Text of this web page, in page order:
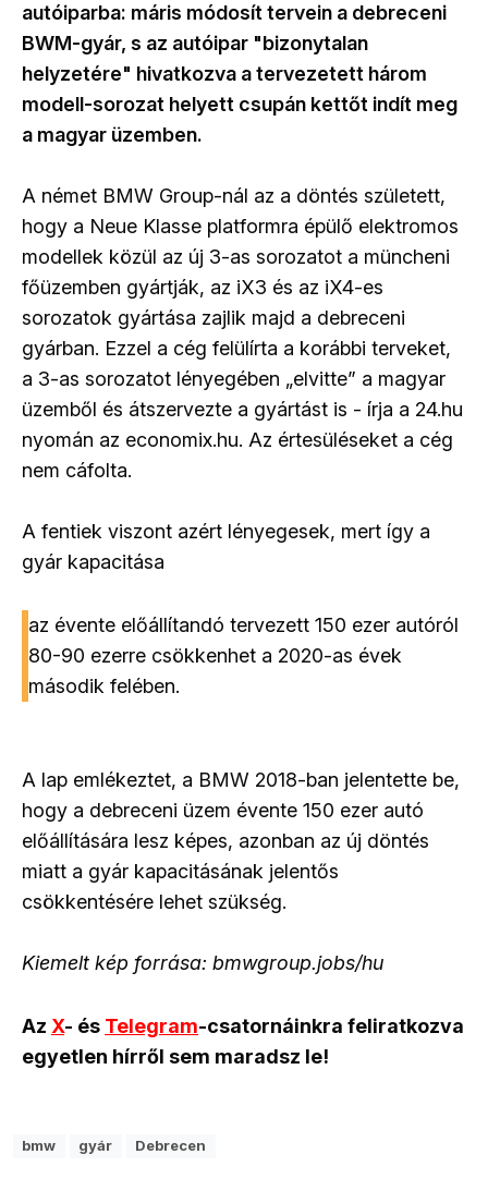
autóiparba: máris módosít tervein a debreceni
BWM-gyár, s az autóipar "bizonytalan
helyzetére" hivatkozva a tervezetett három
modell-sorozat helyett csupán kettőt indít meg
a magyar üzemben.
A német BMW Group-nál az a döntés született,
hogy a Neue Klasse platformra épülő elektromos
modellek közül az új 3-as sorozatot a müncheni
főüzemben gyártják, az iX3 és az iX4-es
sorozatok gyártása zajlik majd a debreceni
gyárban. Ezzel a cég felülírta a korábbi terveket,
a 3-as sorozatot lényegében „elvitte” a magyar
üzemből és átszervezte a gyártást is - írja a 24.hu
nyomán az economix.hu. Az értesüléseket a cég
nem cáfolta.
A fentiek viszont azért lényegesek, mert így a
gyár kapacitása
az évente előállítandó tervezett 150 ezer autóról
80-90 ezerre csökkenhet a 2020-as évek
második felében.
A lap emlékeztet, a BMW 2018-ban jelentette be,
hogy a debreceni üzem évente 150 ezer autó
előállítására lesz képes, azonban az új döntés
miatt a gyár kapacitásának jelentős
csökkentésére lehet szükség.
Kiemelt kép forrása: bmwgroup.jobs/hu
Az X- és Telegram-csatornáinkra feliratkozva
egyetlen hírről sem maradsz le!
bmw gyár Debrecen